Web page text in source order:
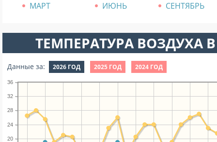
МАРТ
ИЮНЬ СЕНТЯБРЬ
ТЕМПЕРАТУРА ВОЗДУХА
Данные за: 2026 ГОД 2025 ГОД 2024 ГОД
20
24
28
32
36